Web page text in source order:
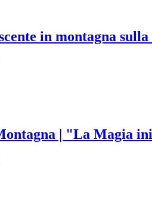
in montagna
| "La Magia